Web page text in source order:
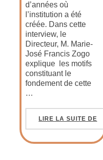
d’années où
l’institution a été
créée. Dans cette
interview, le
Directeur, M. Marie-
José Francis Zogo
explique les motifs
constituant le
fondement de cette
…
LIRE LA SUITE DE